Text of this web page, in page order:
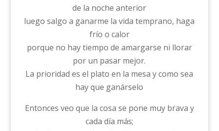
de la noche anterior
luego salgo a ganarme la vida temprano, haga
frío o calor
porque no hay tiempo de amargarse ni llorar
por un pasar mejor.
La prioridad es el plato en la mesa y como sea
hay que ganárselo
Entonces veo que la cosa se pone muy brava y
cada día más;